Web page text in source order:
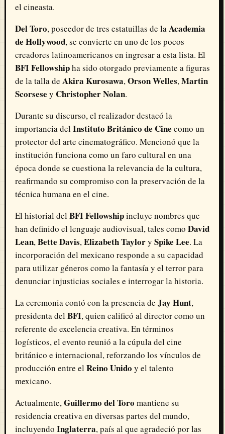
el cineasta.
Del Toro, poseedor de tres estatuillas de la Academia
de Hollywood, se convierte en uno de los pocos
creadores latinoamericanos en ingresar a esta lista. El
BFI Fellowshipha sido otorgado previamente a figuras
de la talla de Akira Kurosawa, Orson Welles, Martin
Scorsese y Christopher Nolan.
Durante su discurso, el realizador destacó la
importancia del Instituto Británico de Cine como un
protector del arte cinematográfico. Mencionó que la
institución funciona como un faro cultural en una
época donde se cuestiona la relevancia de la cultura,
reafirmando su compromiso con la preservación de la
técnica humana en el cine.
El historial del BFI Fellowshipincluye nombres que
han definido el lenguaje audiovisual, tales como David
Lean, Bette Davis, Elizabeth Taylory Spike Lee. La
incorporación del mexicano responde a su capacidad
para utilizar géneros como la fantasía y el terror para
denunciar injusticias sociales e interrogar la historia.
La ceremonia contó con la presencia de Jay Hunt,
presidenta del BFI, quien calificó al director como un
referente de excelencia creativa. En términos
logísticos, el evento reunió a la cúpula del cine
británico e internacional, reforzando los vínculos de
producción entre el Reino Unido y el talento
mexicano.
Actualmente, Guillermo del Toro mantiene su
residencia creativa en diversas partes del mundo,
incluyendo Inglaterra, país al que agradeció por las